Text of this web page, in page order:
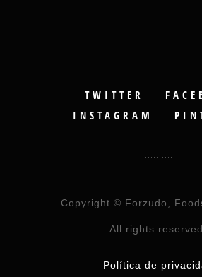
TWITTER
INSTAGRAM
Copyright © Forzudo,
All rights reserved.
Política de